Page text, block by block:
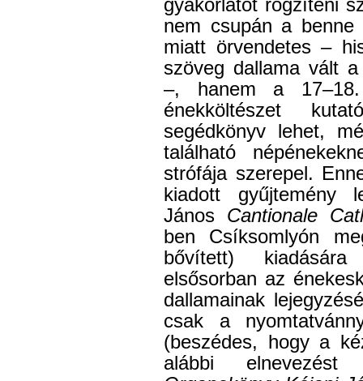
gyakorlatot rögzíteni
nem csupán a benne
miatt örvendetes –
szöveg dallama vált
–, hanem a 17–18.
énekköltészet
segédkönyv lehet,
található
strófája szerepel.
kiadott gyűjtemény
János Cantionale
ben Csíksomlyón
bővített)
elsősorban az
dallamainak
csak a
(beszédes, hogy a
alábbi